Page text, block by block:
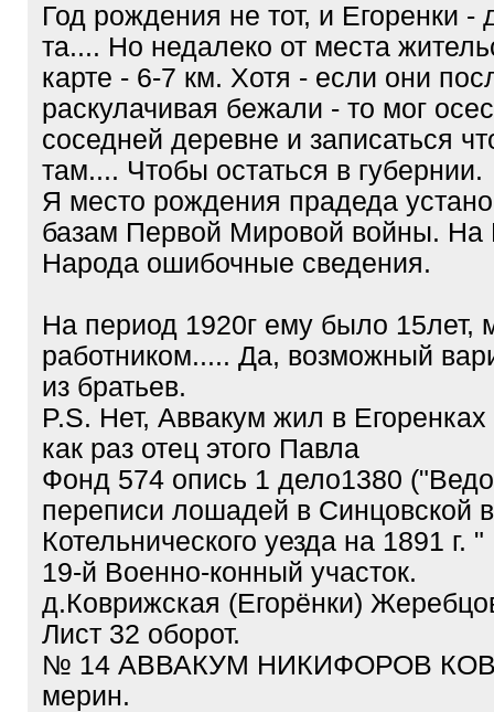
Год рождения не тот, и Егоренки -
та.... Но недалеко от места
карте - 6-7 км. Хотя - если они
раскулачивая бежали - то мог
соседней деревне и записаться
там.... Чтобы остаться в губернии.
Я место рождения прадеда
базам Первой Мировой войны. На
Народа ошибочные сведения.
На период 1920г ему было 15лет,
работником..... Да, возможный
из братьев.
P.S. Нет, Аввакум жил в Егоренках
как раз отец этого Павла
Фонд 574 опись 1 дело1380
переписи лошадей в Синцовской
Котельнического уезда на 1891 г. "
19-й Военно-конный участок.
д.Коврижская (Егорёнки)
Лист 32 оборот.
№ 14 АВВАКУМ НИКИФОРОВ
мерин.